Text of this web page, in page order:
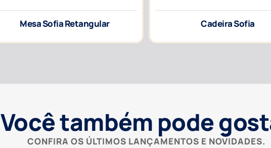
Mesa Sofia Retangular Cadeira Sofia
Você também pode
CONFIRA OS ÚLTIMOS LANÇAMENTOS E NOVIDADES.